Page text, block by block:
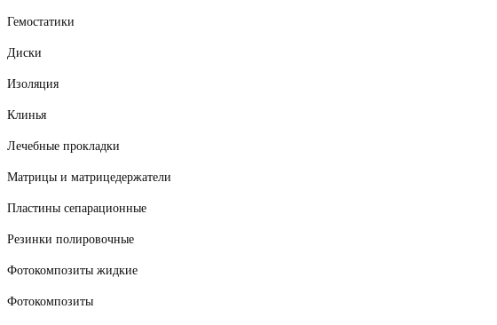
Гемостатики
Диски
Изоляция
Клинья
Лечебные прокладки
Матрицы и матрицедержатели
Пластины сепарационные
Резинки полировочные
Фотокомпозиты жидкие
Фотокомпозиты